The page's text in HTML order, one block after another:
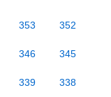
353 352
346 345
339 338